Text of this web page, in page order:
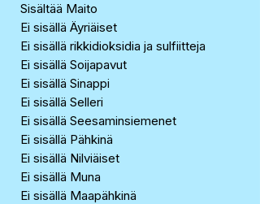
Sisältää Maito
Ei sisällä Äyriäiset
Ei sisällä rikkidioksidia ja sulfiitteja
Ei sisällä Soijapavut
Ei sisällä Sinappi
Ei sisällä Selleri
Ei sisällä Seesaminsiemenet
Ei sisällä Pähkinä
Ei sisällä Nilviäiset
Ei sisällä Muna
Ei sisällä Maapähkinä